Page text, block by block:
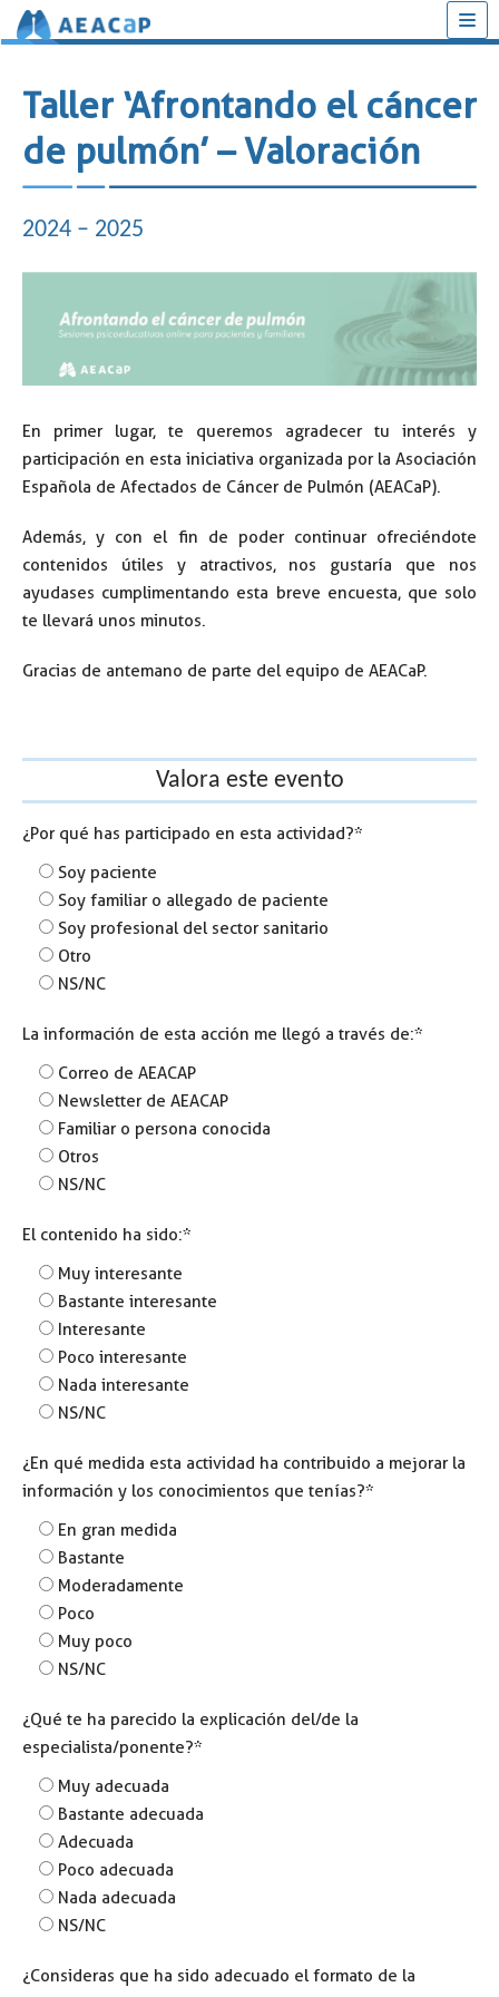
al
contenido
Taller ‘Afrontando el cáncer
de pulmón’ – Valoración
2024 – 2025
En primer lugar, te queremos agradecer tu interés y
participación en esta iniciativa organizada por la Asociación
Española de Afectados de Cáncer de Pulmón (AEACaP).
Además, y con el fin de poder continuar ofreciéndote
contenidos útiles y atractivos, nos gustaría que nos
ayudases cumplimentando esta breve encuesta, que solo
te llevará unos minutos.
Gracias de antemano de parte del equipo de AEACaP.
Valora este evento
¿Por qué has participado en esta actividad?*
Soy paciente
Soy familiar o allegado de paciente
Soy profesional del sector sanitario
Otro
NS/NC
La información de esta acción me llegó a través de:*
Correo de AEACAP
Newsletter de AEACAP
Familiar o persona conocida
Otros
NS/NC
El contenido ha sido:*
Muy interesante
Bastante interesante
Interesante
Poco interesante
Nada interesante
NS/NC
¿En qué medida esta actividad ha contribuido a mejorar la
información y los conocimientos que tenías?*
En gran medida
Bastante
Moderadamente
Poco
Muy poco
NS/NC
¿Qué te ha parecido la explicación del/de la
especialista/ponente?*
Muy adecuada
Bastante adecuada
Adecuada
Poco adecuada
Nada adecuada
NS/NC
¿Consideras que ha sido adecuado el formato de la